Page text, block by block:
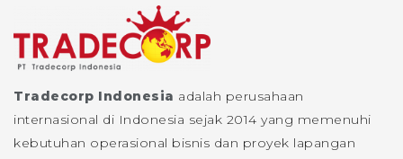
Tradecorp Indonesia adalah perusahaan
internasional di Indonesia sejak 2014 yang memenuhi
kebutuhan operasional bisnis dan proyek lapangan